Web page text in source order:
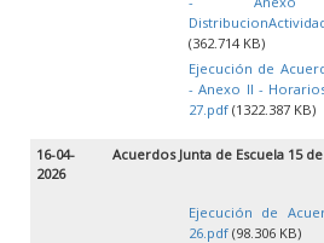
(362.714 KB)
Ejecución de
- Anexo II -
27.pdf (1322.387 KB)
16-04-
2026
Acuerdos Junta de Escuela 15
Ejecución de
26.pdf (98.306 KB)